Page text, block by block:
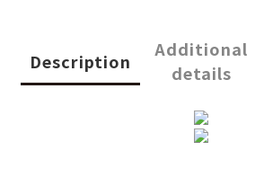
Description
Additional
details